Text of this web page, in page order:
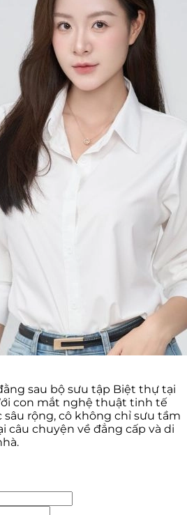
sau bộ sưu tập Biệt thự tại
con mắt nghệ thuật tinh tế
rộng, cô không chỉ sưu tầm
câu chuyện về đẳng cấp và di